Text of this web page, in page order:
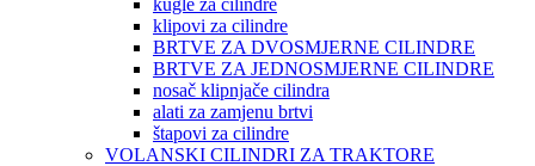
kugle za cilindre
klipovi za cilindre
BRTVE ZA DVOSMJERNE CILINDRE
BRTVE ZA JEDNOSMJERNE CILINDRE
nosač klipnjače cilindra
alati za zamjenu brtvi
štapovi za cilindre
VOLANSKI CILINDRI ZA TRAKTORE